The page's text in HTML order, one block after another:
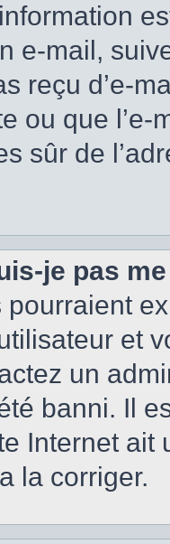
e-mail,
reçu d’e-
ou que
sûr de
je pas
et
un
banni. Il
Internet
la corriger.